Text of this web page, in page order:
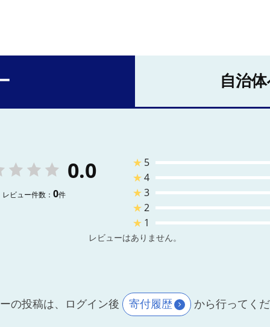
自治
0.0
レビュー件数： 0件
★ 5
★4
★3
★2
★ 1
レビューはありません。
の投稿は、ログイン後 寄付履歴 から行ってく